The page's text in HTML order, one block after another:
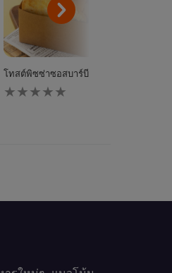
โทสต์พิซซ่าซอสบาร์บีคิวเบคอนแฮมเห็ด
ไม่มี
การ